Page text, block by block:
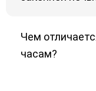
Чем
часам?